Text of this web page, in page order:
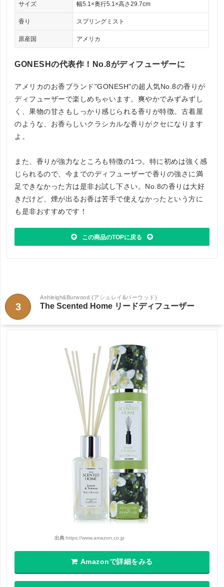
サイズ 幅5.1×奥行5.1×高さ29.7cm
香り スプリングミスト
原産国 アメリカ
GONESHの代表作！No.8がディフューザーに
アメリカのお香ブランド"GONESH"の超人気No.8の香りが
ディフューザーで楽しめちゃいます。爽やかでみずみずし
く、果物の甘さもしっかり感じられる香りが特徴。古着屋
のような、お香らしいクラシカルな香りがクセになります
よ。
また、香りが強力なところも特徴の1つ。特に初めは強く感
じられるので、今までのディフューザーで香りの強さに満
足できなかった方は是非お試し下さい。No.8の香りは大好
きだけど、煙が出るお香は苦手で使えなかったという方に
も是非おすすめです！
この商品のTOPに戻る
3
Ashleigh&Burwood (アシュレイ&バーウッド)
The Scented Home リードディフューザー
出典:https://www.amazon.co.jp
Amazonで詳細をみる